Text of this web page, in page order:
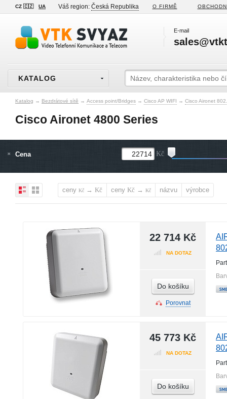
CZ 🇨🇿 UA Váš region: Česká Republika O FIRMĚ
E-mail
KATALOG
Katalog → Bezdrátové sítě → Access point/Bridges → Cisco AP WIFI → Cisco Aironet
Cisco Aironet 4800 Series
Cena Kč
ceny Kč → Kč ceny Kč → Kč názvu výrobce
22 714 Kč
NA DOTAZ
Do košíku
Porovnat
45 773 Kč
NA DOTAZ
Do košíku